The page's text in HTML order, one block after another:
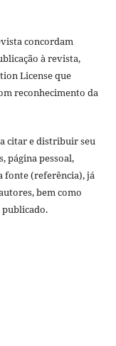
concordam
à revista,
License que
reconhecimento da
citar e distribuir seu
página pessoal,
fonte (referência), já
bem como